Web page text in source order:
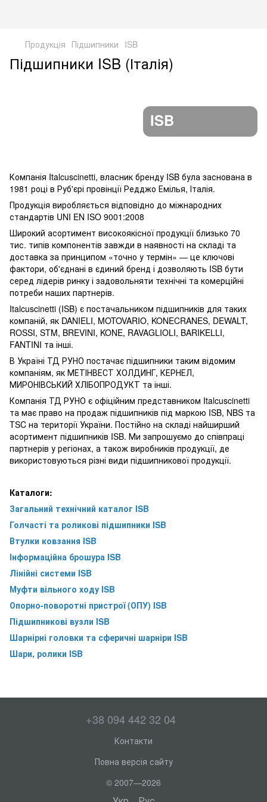
Продукція Підшипники ISB
Підшипники ISB (Італія)
ISB
Компанія Italcuscinetti, власник бренду ISB була заснована в
1981 році в Руб'єрі провінції Редджо Емілья, Італія.
Продукція виробляється відповідно до міжнародних
стандартів UNI EN ISO 9001:2008
Широкий асортимент високоякісної продукції близько 70
тис. типів компонентів завжди в наявності на складі та
доставка за принципом «точно у термін» — це ключові
фактори, об'єднані в єдиний бренд і дозволяють ISB бути
серед лідерів ринку і задовольняти технічні та комерційні
потреби наших партнерів.
Italcuscinetti (ISB) є постачальником підшипників для таких
компаній, як DANIELI, MOTOVARIO, KONECRANES, DEWALT,
ROSSI, STM, BREVINI, KONE, RAVAGLIOLI, BARIKELLI,
FANTINI та інші.
В Україні ТД РУНО постачає підшипники таким відомим
компаніям, як МЕТІНВЕСТ ХОЛДИНГ, КЕРНЕЛ,
МИРОНІВСЬКИЙ ХЛІБОПРОДУКТ та інші.
Компанія ТД РУНО є офіційним представником Italcuscinetti
та має право на продаж підшипників під маркою ISB, NBS та
TSC на території України. Постійно на складі найширший
асортимент підшипників ISB. Ми запрошуємо до співпраці
партнерів у регіонах, а також виробників продукції, де
використовуються різні види підшипникової продукції.
Каталоги:
Загальний технічний каталог ISB
Голчасті та роликові підшипники ISB
Втулки ковзання ISB
Інформаційна брошура ISB
Лінійні системи ISB
Муфти вільного ходу ISB
Опорно-поворотні пристрої (ОПУ) ISB
Підшипникові вузли ISB
Шарнірні головки та сферичні шарніри ISB
Шари, ролики ISB
+38 094 442 32 04
Контакти
Повна версія сайту
© 2007—2026